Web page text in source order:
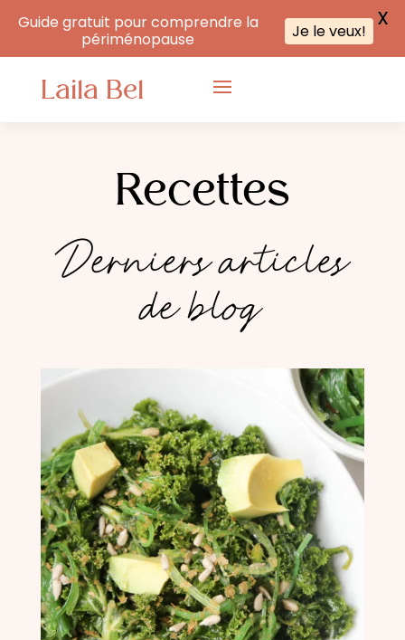
Laila Bel
Recettes
Derniers articles
de blog
Guide gratuit pour comprendre la
périménopause
Je le veux! X